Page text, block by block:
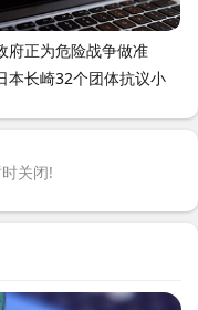
府正为危险战争做准
本长崎32个团体抗议小
关闭!